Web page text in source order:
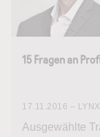
15 Fragen an
17.11.2016 –
Ausgewählte